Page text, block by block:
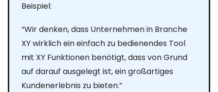
Beispiel:
“Wir denken, dass Unternehmen in Branche
XY wirklich ein einfach zu bedienendes Tool
mit XY Funktionen benötigt, dass von Grund
auf darauf ausgelegt ist, ein großartiges
Kundenerlebnis zu bieten.”